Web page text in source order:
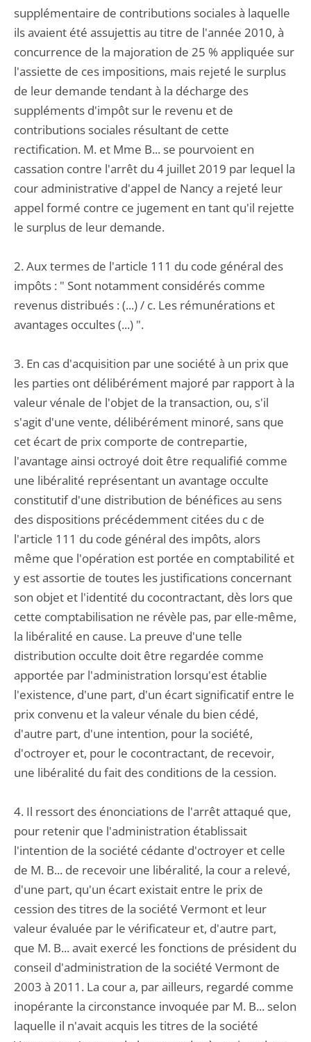
supplémentaire de contributions sociales à laquelle
ils avaient été assujettis au titre de l'année 2010, à
concurrence de la majoration de 25 % appliquée sur
l'assiette de ces impositions, mais rejeté le surplus
de leur demande tendant à la décharge des
suppléments d'impôt sur le revenu et de
contributions sociales résultant de cette
rectification. M. et Mme B... se pourvoient en
cassation contre l'arrêt du 4 juillet 2019 par lequel la
cour administrative d'appel de Nancy a rejeté leur
appel formé contre ce jugement en tant qu'il rejette
le surplus de leur demande.
2. Aux termes de l'article 111 du code général des
impôts : " Sont notamment considérés comme
revenus distribués : (...) / c. Les rémunérations et
avantages occultes (...) ".
3. En cas d'acquisition par une société à un prix que
les parties ont délibérément majoré par rapport à la
valeur vénale de l'objet de la transaction, ou, s'il
s'agit d'une vente, délibérément minoré, sans que
cet écart de prix comporte de contrepartie,
l'avantage ainsi octroyé doit être requalifié comme
une libéralité représentant un avantage occulte
constitutif d'une distribution de bénéfices au sens
des dispositions précédemment citées du c de
l'article 111 du code général des impôts, alors
même que l'opération est portée en comptabilité et
y est assortie de toutes les justifications concernant
son objet et l'identité du cocontractant, dès lors que
cette comptabilisation ne révèle pas, par elle-même,
la libéralité en cause. La preuve d'une telle
distribution occulte doit être regardée comme
apportée par l'administration lorsqu'est établie
l'existence, d'une part, d'un écart significatif entre le
prix convenu et la valeur vénale du bien cédé,
d'autre part, d'une intention, pour la société,
d'octroyer et, pour le cocontractant, de recevoir,
une libéralité du fait des conditions de la cession.
4. Il ressort des énonciations de l'arrêt attaqué que,
pour retenir que l'administration établissait
l'intention de la société cédante d'octroyer et celle
de M. B... de recevoir une libéralité, la cour a relevé,
d'une part, qu'un écart existait entre le prix de
cession des titres de la société Vermont et leur
valeur évaluée par le vérificateur et, d'autre part,
que M. B... avait exercé les fonctions de président du
conseil d'administration de la société Vermont de
2003 à 2011. La cour a, par ailleurs, regardé comme
inopérante la circonstance invoquée par M. B... selon
laquelle il n'avait acquis les titres de la société